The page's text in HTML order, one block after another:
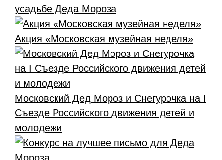
усадьбе Деда Мороза
Акция «Московская музейная неделя»
Московский Дед Мороз и Снегурочка на I
Съезде Российского движения детей и
молодежи